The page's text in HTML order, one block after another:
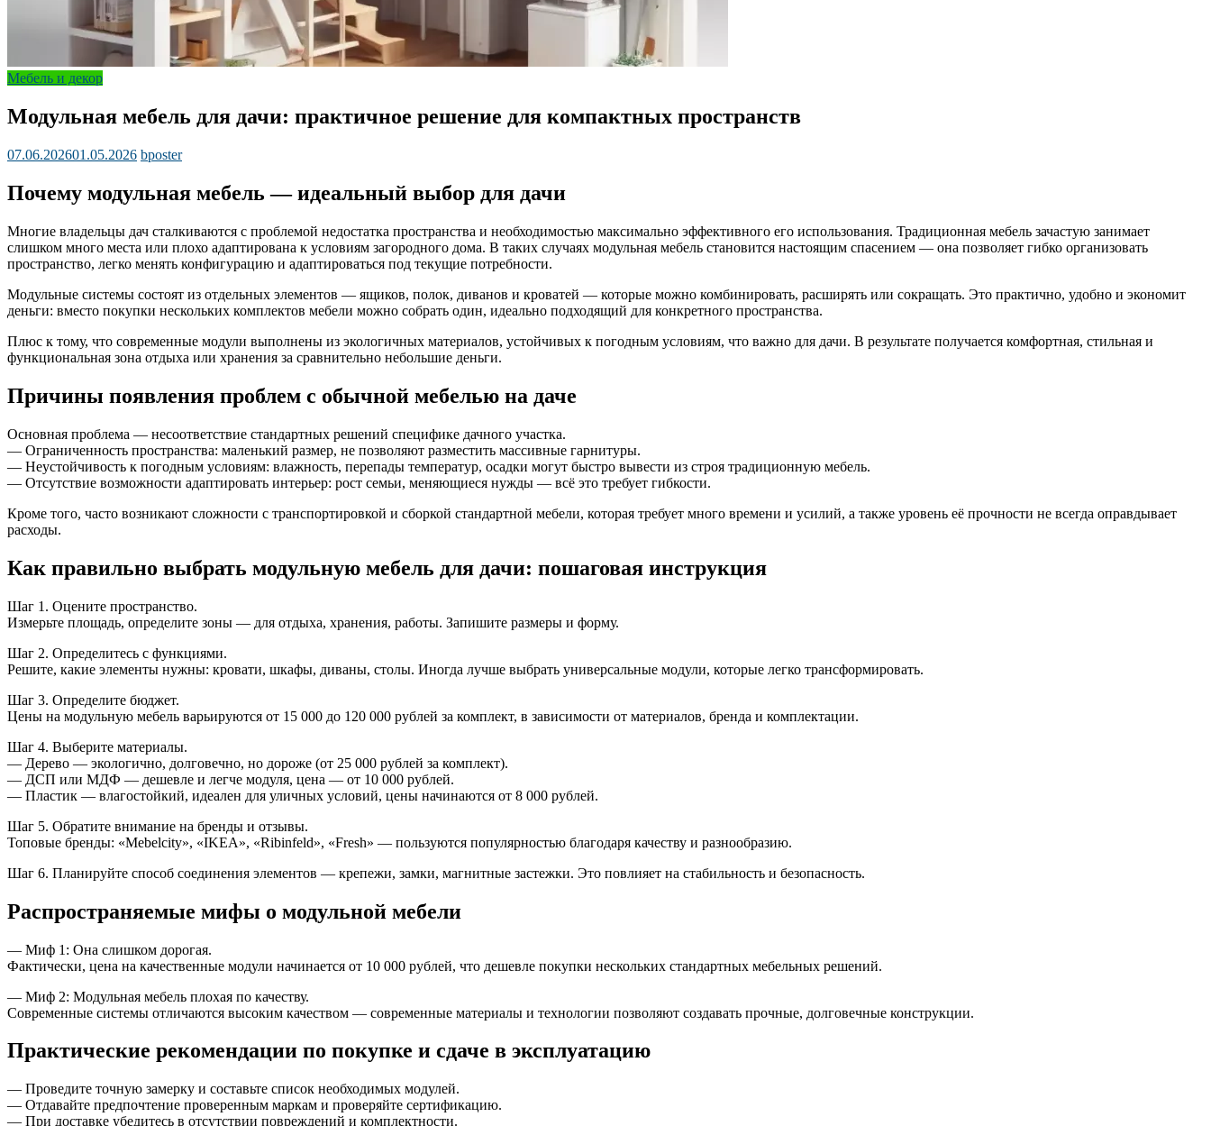
Мебель и декор
Модульная мебель для дачи: практичное решение для компактных пространств
07.06.202601.05.2026 bposter
Почему модульная мебель — идеальный выбор для дачи
Многие владельцы дач сталкиваются с проблемой недостатка пространства и необходимостью максимально эффективного его использования. Традиционная мебель зачастую занимает
слишком много места или плохо адаптирована к условиям загородного дома. В таких случаях модульная мебель становится настоящим спасением — она позволяет гибко организовать
пространство, легко менять конфигурацию и адаптироваться под текущие потребности.
Модульные системы состоят из отдельных элементов — ящиков, полок, диванов и кроватей — которые можно комбинировать, расширять или сокращать. Это практично, удобно и экономит
деньги: вместо покупки нескольких комплектов мебели можно собрать один, идеально подходящий для конкретного пространства.
Плюс к тому, что современные модули выполнены из экологичных материалов, устойчивых к погодным условиям, что важно для дачи. В результате получается комфортная, стильная и
функциональная зона отдыха или хранения за сравнительно небольшие деньги.
Причины появления проблем с обычной мебелью на даче
Основная проблема — несоответствие стандартных решений специфике дачного участка.
— Ограниченность пространства: маленький размер, не позволяют разместить массивные гарнитуры.
— Неустойчивость к погодным условиям: влажность, перепады температур, осадки могут быстро вывести из строя традиционную мебель.
— Отсутствие возможности адаптировать интерьер: рост семьи, меняющиеся нужды — всё это требует гибкости.
Кроме того, часто возникают сложности с транспортировкой и сборкой стандартной мебели, которая требует много времени и усилий, а также уровень её прочности не всегда оправдывает
расходы.
Как правильно выбрать модульную мебель для дачи: пошаговая инструкция
Шаг 1. Оцените пространство.
Измерьте площадь, определите зоны — для отдыха, хранения, работы. Запишите размеры и форму.
Шаг 2. Определитесь с функциями.
Решите, какие элементы нужны: кровати, шкафы, диваны, столы. Иногда лучше выбрать универсальные модули, которые легко трансформировать.
Шаг 3. Определите бюджет.
Цены на модульную мебель варьируются от 15 000 до 120 000 рублей за комплект, в зависимости от материалов, бренда и комплектации.
Шаг 4. Выберите материалы.
— Дерево — экологично, долговечно, но дороже (от 25 000 рублей за комплект).
— ДСП или МДФ — дешевле и легче модуля, цена — от 10 000 рублей.
— Пластик — влагостойкий, идеален для уличных условий, цены начинаются от 8 000 рублей.
Шаг 5. Обратите внимание на бренды и отзывы.
Топовые бренды: «Mebelcity», «IKEA», «Ribinfeld», «Fresh» — пользуются популярностью благодаря качеству и разнообразию.
Шаг 6. Планируйте способ соединения элементов — крепежи, замки, магнитные застежки. Это повлияет на стабильность и безопасность.
Распространяемые мифы о модульной мебели
— Миф 1: Она слишком дорогая.
Фактически, цена на качественные модули начинается от 10 000 рублей, что дешевле покупки нескольких стандартных мебельных решений.
— Миф 2: Модульная мебель плохая по качеству.
Современные системы отличаются высоким качеством — современные материалы и технологии позволяют создавать прочные, долговечные конструкции.
Практические рекомендации по покупке и сдаче в эксплуатацию
— Проведите точную замерку и составьте список необходимых модулей.
— Отдавайте предпочтение проверенным маркам и проверяйте сертификацию.
— При доставке убедитесь в отсутствии повреждений и комплектности.